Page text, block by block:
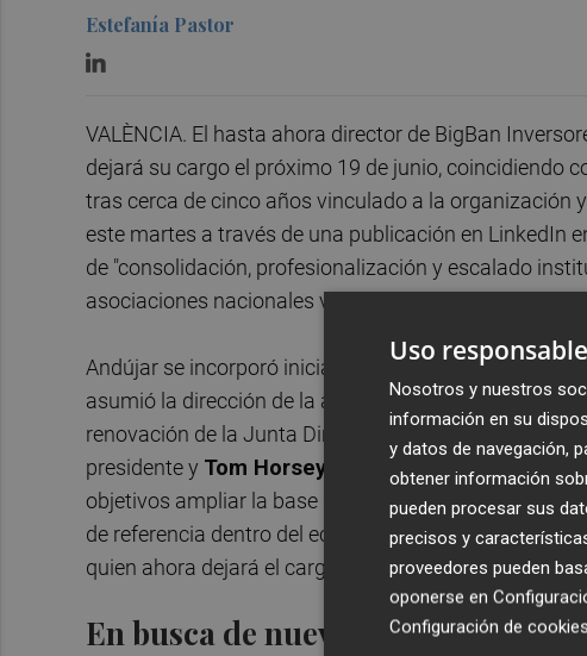
Estefanía Pastor
VALÈNCIA. El hasta ahora director de BigBan
dejará su cargo el próximo 19 de junio, coincidiendo
tras cerca de cinco años vinculado a la organización
este martes a través de una publicación en LinkedIn
de "consolidación, profesionalización y escalado
asociaciones nacionales vinculadas a la inversión
Andújar se incorporó inicialmente a BigBan como
asumió la dirección de la asociación. La salida de
renovación de la Junta Directiva de la asociación,
presidente y Tom Horsey
como vicepresidente
objetivos ampliar la base de socios a nivel nacional,
de referencia dentro del ecosistema inversor. El
quien ahora dejará el cargo coincidiendo con la
En busca de nuevo director
Uso
Nosotros y nuestros
información en su
y datos de navegación,
obtener información
pueden procesar sus
precisos y
proveedores pueden
oponerse en
Configuración de cookies